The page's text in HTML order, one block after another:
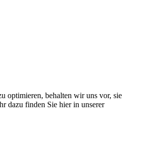
optimieren, behalten wir uns vor, sie
dazu finden Sie hier in unserer